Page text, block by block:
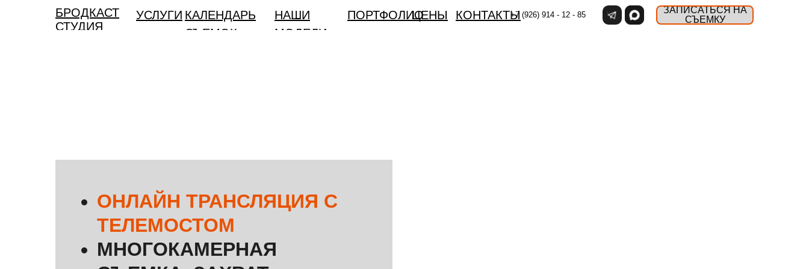
КОНТАКТЫ
ЦЕНЫ
ПОРТФОЛИО
БРОДКАСТ
СТУДИЯ
НАШИ
МОДЕЛИ
КАЛЕНДАРЬ
СЪЕМОК
УСЛУГИ
ЗАПИСАТЬСЯ НА
СЪЕМКУ
+7 (926) 914 - 12 - 85
ОНЛАЙН ТРАНСЛЯЦИЯ С
ТЕЛЕМОСТОМ
МНОГОКАМЕРНАЯ